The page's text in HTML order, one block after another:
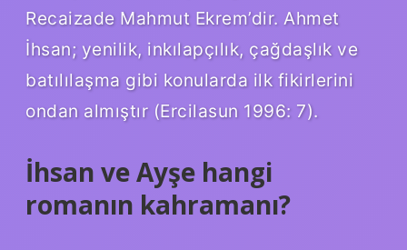
Recaizade Mahmut Ekrem’dir. Ahmet
İhsan; yenilik, inkılapçılık, çağdaşlık ve
batılılaşma gibi konularda ilk fikirlerini
ondan almıştır (Ercilasun 1996: 7).
İhsan ve Ayşe hangi
romanın kahramanı?